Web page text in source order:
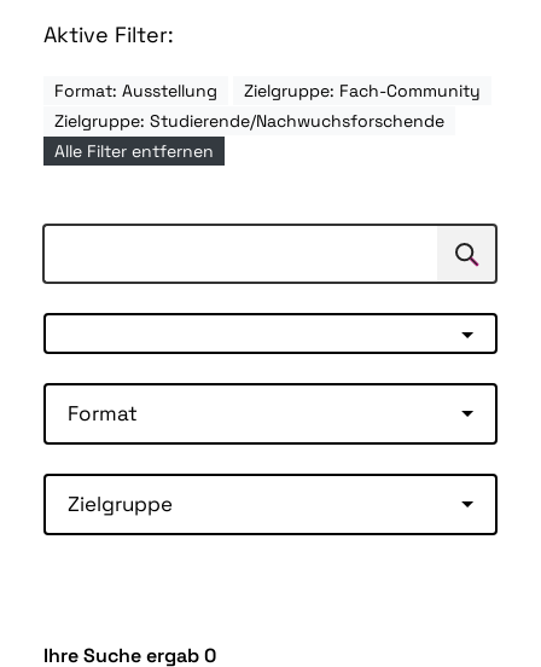
Aktive Filter:
Format: Ausstellung
Zielgruppe: Fach-Community
Zielgruppe: Studierende/Nachwuchsforschende
Alle Filter entfernen
Suchen
Format
Zielgruppe
Ihre Suche ergab 0